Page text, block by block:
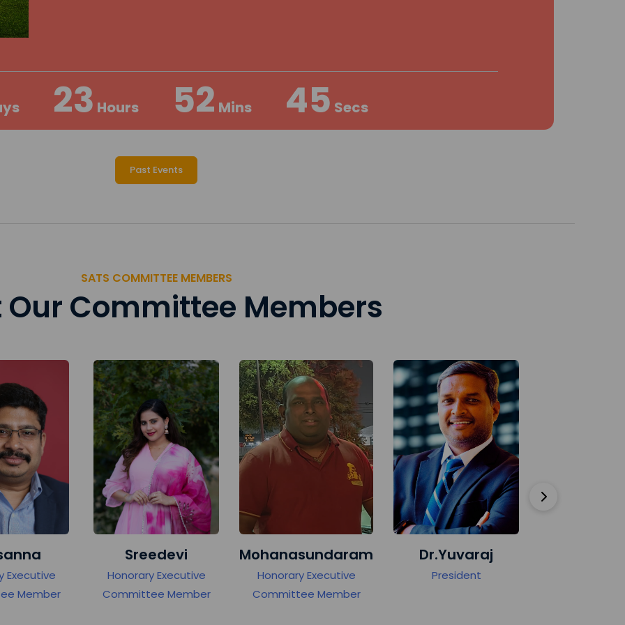
23 Hours 52 Mins 44 Secs
Past Events
SATS COMMITTEE MEMBERS
Our Committee Members
Sreedevi
Honorary Executive
Committee Member
Mohanasundaram
Honorary Executive
Committee Member
Dr.Yuvaraj
President